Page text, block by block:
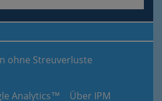
ohne Streuverluste
Analytics™ Über IPM